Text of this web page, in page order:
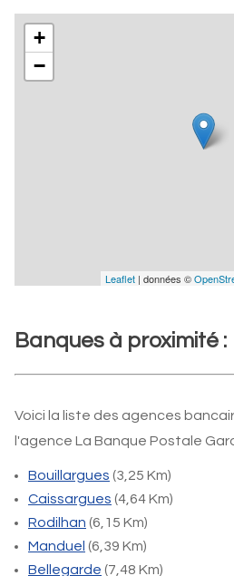
+
−
Leaflet | données ©
Banques à proximité :
Voici la liste des agences
l'agence La Banque Postale
Bouillargues (3,25 Km)
Caissargues (4,64 Km)
Rodilhan (6,15 Km)
Manduel (6,39 Km)
Bellegarde (7,48 Km)